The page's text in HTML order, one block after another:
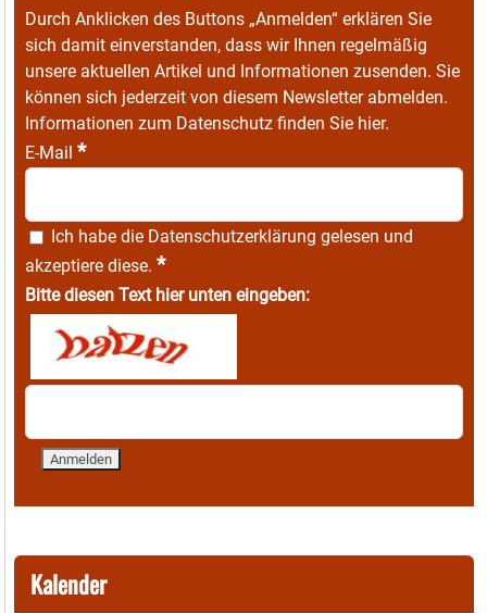
Durch Anklicken des Buttons „Anmelden“ erklären Sie
sich damit einverstanden, dass wir Ihnen regelmäßig
unsere aktuellen Artikel und Informationen zusenden. Sie
können sich jederzeit von diesem Newsletter abmelden.
Informationen zum Datenschutz finden Sie hier.
E-Mail *
Ich habe die Datenschutzerklärung gelesen und
akzeptiere diese. *
Bitte diesen Text hier unten eingeben:
Kalender